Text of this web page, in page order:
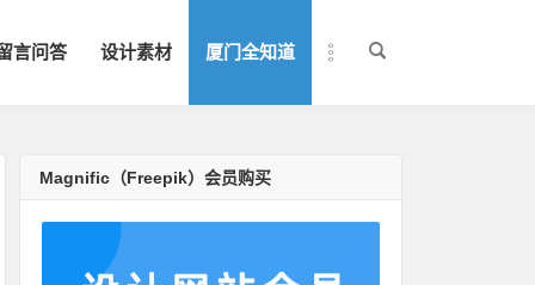
言问答 设计素材 厦门全知道
Magnific（Freepik）会员购买